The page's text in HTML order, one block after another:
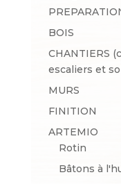
BOIS
CHANTIERS
escaliers et
MURS
FINITION
ARTEMIO
Rotin
Bâtons à